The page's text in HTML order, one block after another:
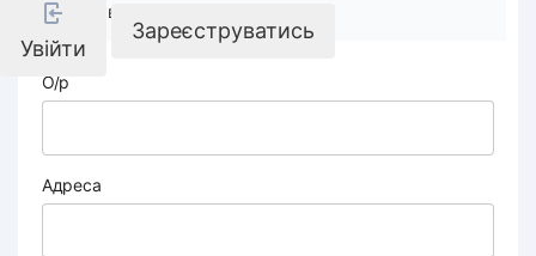
Увійти
Зареєструватись
Реквізити компанії
О/р
Адреса